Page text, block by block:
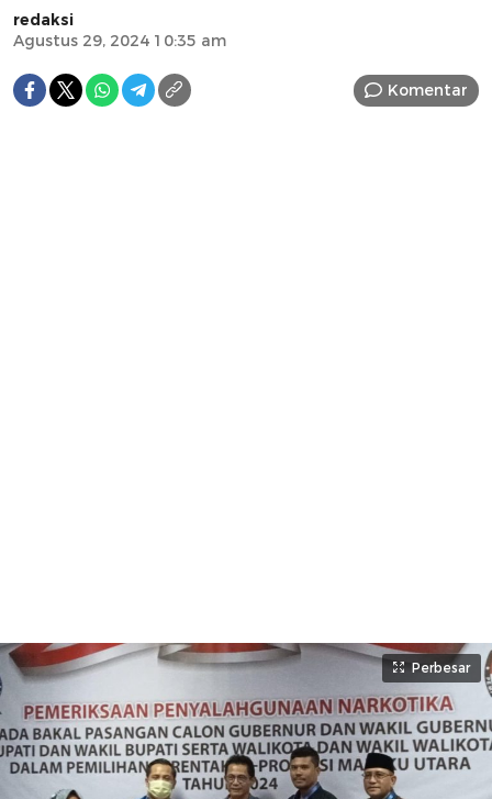
redaksi
Agustus 29, 2024 10:35 am
Komentar
Perbesar